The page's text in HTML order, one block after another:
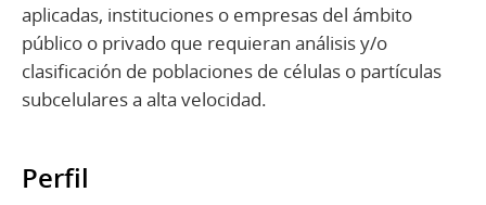
aplicadas, instituciones o empresas del ámbito
público o privado que requieran análisis y/o
clasificación de poblaciones de células o partículas
subcelulares a alta velocidad.
Perfil